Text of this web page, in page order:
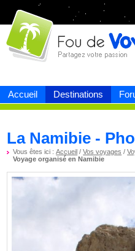
Accueil Destinations
Fou devoyage
La Namibie -
Vous êtes ici :Accueil /Vos voyages /
Voyage organisé en Namibie